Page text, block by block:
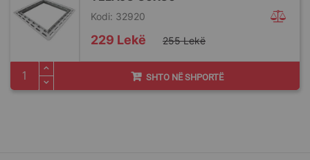
Kodi: 32920
Special
Price
229 Lekë 255 Lekë
SHTO NË SHPORTË